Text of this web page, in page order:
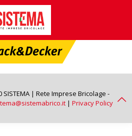
| Rete Imprese Bricolage -
| Privacy Policy